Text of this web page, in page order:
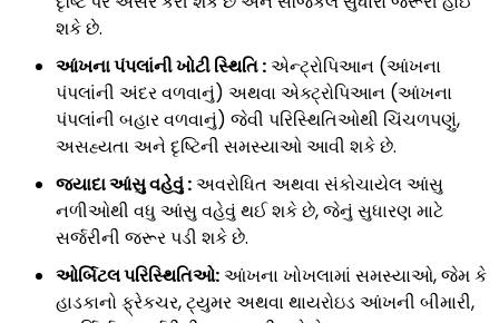
શકે છે.
આંખના પંપલાંની ખોટી સ્થિતિ :એન્ટ્રોપિઆન (આંખના
પંપલાંની અંદર વળવાનું) અથવા એક્ટ્રોપિઆન (આંખના
પંપલાંની બહાર વળવાનું) જેવી પરિસ્થિતિઓથી ચિંચળપણું,
અસહ્યતા અને દૃષ્ટિની સમસ્યાઓ આવી શકે છે.
જ્યાદા આંસુ વહેવું :અવરોધિત અથવા સંકોચાયેલ આંસુ
નળીઓથી વધુ આંસુ વહેવું થઈ શકે છે, જેનું સુધારણ માટે
સર્જરીની જરૂર પડી શકે છે.
ઓર્બિટલ પરિસ્થિતિઓ:આંખના ખોખલામાં સમસ્યાઓ, જેમ કે
હાડકાનો ફ્રેકચર, ટ્યુમર અથવા થાયરોઇડ આંખની બીમારી,